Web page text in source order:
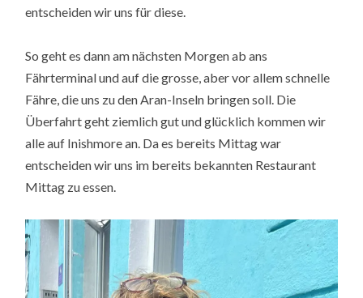
entscheiden wir uns für diese.
So geht es dann am nächsten Morgen ab ans
Fährterminal und auf die grosse, aber vor allem schnelle
Fähre, die uns zu den Aran-Inseln bringen soll. Die
Überfahrt geht ziemlich gut und glücklich kommen wir
alle auf Inishmore an. Da es bereits Mittag war
entscheiden wir uns im bereits bekannten Restaurant
Mittag zu essen.